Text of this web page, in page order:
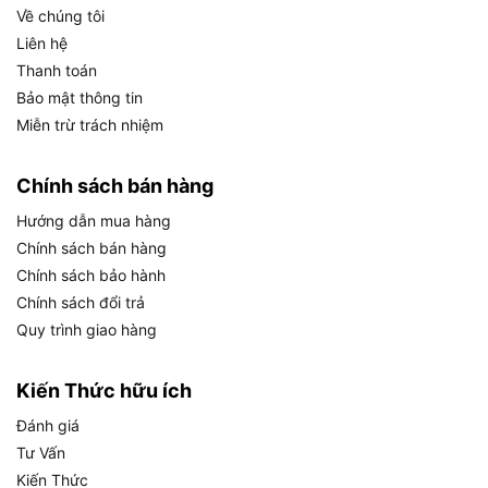
Thiết kế nhỏ gọn, nhẹ: Trọng lượng 1.8kg, kích
thước tối ưu, và tay cầm bọc cao su chống
trượt giúp thao tác dễ dàng, không gây mỏi
tay.
tập trung, giúp tiếp cận các khu vực hẹp như
khe máy hoặc góc vườn.
An toàn và tiện lợi: Công tắc báng dễ điều
khiển, thiết kế chống rung, và vật liệu nhựa ABS
chịu va đập đảm bảo độ bền và an toàn khi sử
dụng.
sau khi sử dụng.
Thông số kỹ thuật chi tiết
Mã sản phẩm: TABLI20323.
Về chúng tôi
Liên hệ
Thanh toán
Bảo mật thông tin
Miễn trừ trách nhiệm
Chính sách bán hàng
Hướng dẫn mua hàng
Chính sách bán hàng
Chính sách bảo hành
Chính sách đổi trả
Quy trình giao hàng
Kiến Thức hữu ích
Đánh giá
Tư Vấn
Kiến Thức